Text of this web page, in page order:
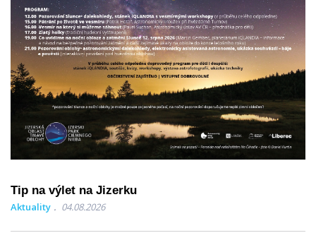
Tip na výlet na Jizerku
Aktuality 04.08.2026